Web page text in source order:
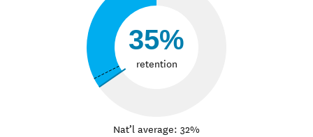
35%
retention
Nat’l average: 32%